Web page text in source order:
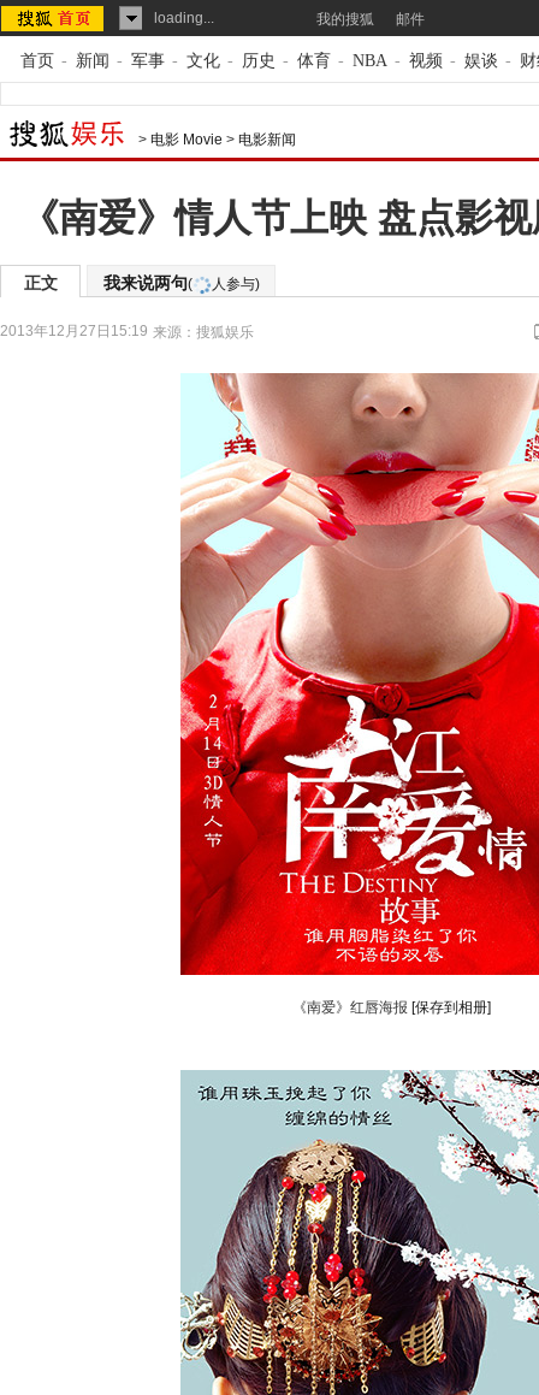
loading... 我的搜狐 邮件
首页 - 新闻 - 军事 - 文化 - 历史 - 体育 - NBA - 视频 - 娱谈 -
> 电影 Movie > 电影新闻
《南爱》情人节上映 盘点影
正文 我来说两句( 人参与)
2013年12月27日15:19 来源： 搜狐娱乐
《南爱》红唇海报 [保存到相册]